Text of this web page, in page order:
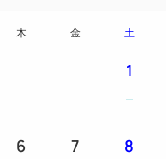
木 金 土
1
6 7 8